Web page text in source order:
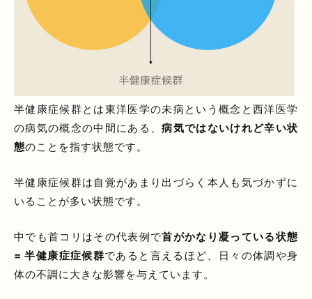
半健康症候群とは東洋医学の未病という概念と西洋医学
の病気の概念の中間にある、病気ではないけれど辛い状
態のことを指す状態です。
半健康症候群は自覚があまり出づらく本人も気づかずに
いることが多い状態です。
中でも首コリはその代表例で首がかなり凝っている状態
= 半健康症症候群であると言えるほど、日々の体調や身
体の不調に大きな影響を与えています。